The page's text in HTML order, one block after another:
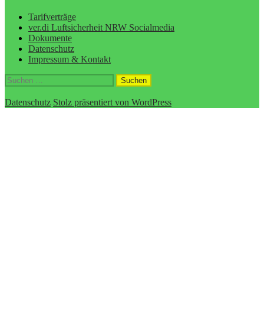
Tarifverträge
ver.di Luftsicherheit NRW Socialmedia
Dokumente
Datenschutz
Impressum & Kontakt
Suchen
nach:
Datenschutz Stolz präsentiert von WordPress